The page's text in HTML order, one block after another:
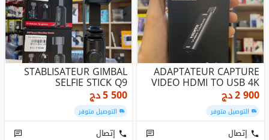
ADAPTATEUR CAPTURE
VIDEO HDMI TO USB 4K
2 900دج
التوصيل متوفر
إتصال
STABLISATEUR GIMBAL
SELFIE STICK Q9
5 500دج
التوصيل متوفر
إتصال